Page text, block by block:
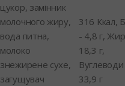
цукор, замінник
молочного жиру,
вода питна,
молоко
знежирене сухе,
загущувач
316 Ккал,
- 4,8 г,
18,3 г,
33,9 г